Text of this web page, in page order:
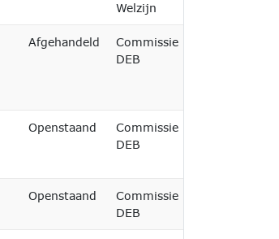
Welzijn
Afgehandeld
Commissie
DEB
Openstaand
Commissie
DEB
Openstaand
Commissie
DEB